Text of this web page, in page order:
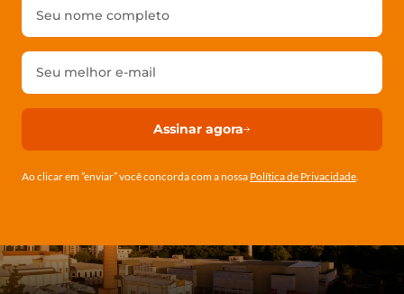
Assinar agora
Ao clicar em ”enviar” você concorda com a nossa Política de Privacidade